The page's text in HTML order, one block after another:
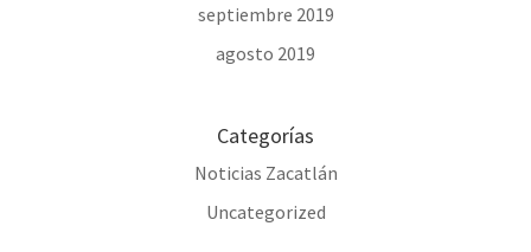
septiembre 2019
agosto 2019
Categorías
Noticias Zacatlán
Uncategorized